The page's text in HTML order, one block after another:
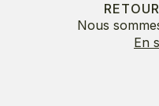
Nous
En